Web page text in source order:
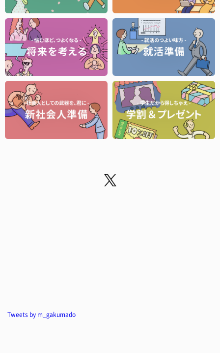
Tweets by m_gakumado